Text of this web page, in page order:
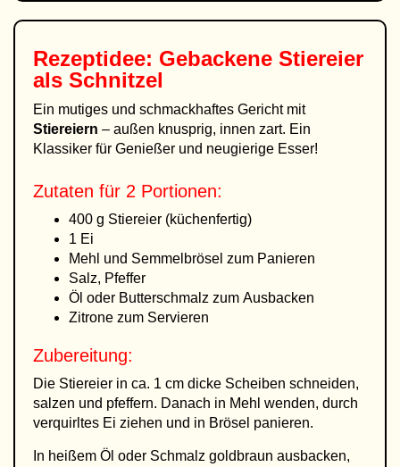
Rezeptidee: Gebackene Stiereier
als Schnitzel
Ein mutiges und schmackhaftes Gericht mit
Stiereiern – außen knusprig, innen zart. Ein
Klassiker für Genießer und neugierige Esser!
Zutaten für 2 Portionen:
400 g Stiereier (küchenfertig)
1 Ei
Mehl und Semmelbrösel zum Panieren
Salz, Pfeffer
Öl oder Butterschmalz zum Ausbacken
Zitrone zum Servieren
Zubereitung:
Die Stiereier in ca. 1 cm dicke Scheiben schneiden,
salzen und pfeffern. Danach in Mehl wenden, durch
verquirltes Ei ziehen und in Brösel panieren.
In heißem Öl oder Schmalz goldbraun ausbacken,